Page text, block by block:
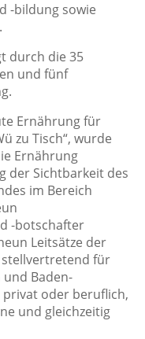
-bildung sowie
durch die 35
und fünf
Ernährung für
zu Tisch“, wurde
Ernährung
der Sichtbarkeit des
im Bereich
-botschafter
Leitsätze der
stellvertretend für
Baden-
oder beruflich,
und gleichzeitig